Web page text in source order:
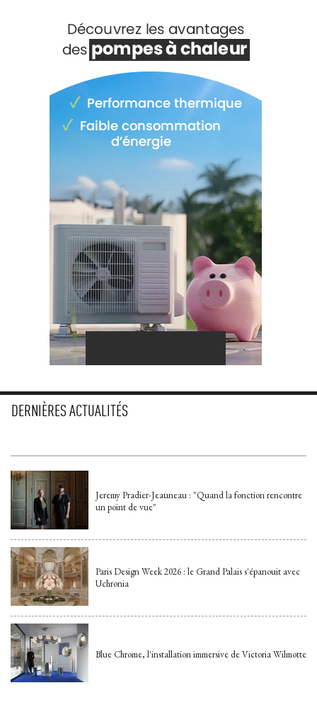
DERNIÈRES ACTUALITÉS
Jeremy Pradier-Jeauneau : "Quand la fonction rencontre
un point de vue"
Paris Design Week 2026 : le Grand Palais s'épanouit avec
Uchronia
Blue Chrome, l'installation immersive de Victoria Wilmotte